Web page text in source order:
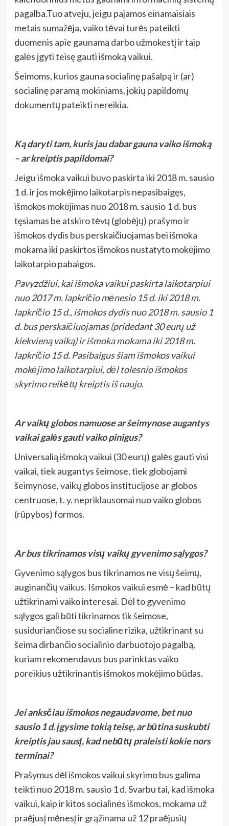
pagalba.Tuo atveju, jeigu pajamos einamaisiais
metais sumažėja, vaiko tėvai turės pateikti
duomenis apie gaunamą darbo užmokestį ir taip
galės įgyti teisę gauti išmoką vaikui.
Šeimoms, kurios gauna socialinę pašalpą ir (ar)
socialinę paramą mokiniams, jokių papildomų
dokumentų pateikti nereikia.
Ką daryti tam, kuris jau dabar gauna vaiko išmoką
– ar kreiptis papildomai?
Jeigu išmoka vaikui buvo paskirta iki 2018 m. sausio
1 d. ir jos mokėjimo laikotarpis nepasibaigęs,
išmokos mokėjimas nuo 2018 m. sausio 1 d. bus
tęsiamas be atskiro tėvų (globėjų) prašymo ir
išmokos dydis bus perskaičiuojamas bei išmoka
mokama iki paskirtos išmokos nustatyto mokėjimo
laikotarpio pabaigos.
Pavyzdžiui, kai išmoka vaikui paskirta laikotarpiui
nuo 2017 m. lapkričio mėnesio 15 d. iki 2018 m.
lapkričio 15 d., išmokos dydis nuo 2018 m. sausio 1
d. bus perskaičiuojamas (pridedant 30 eurų už
kiekvieną vaiką) ir išmoka mokama iki 2018 m.
lapkričio 15 d. Pasibaigus šiam išmokos vaikui
mokėjimo laikotarpiui, dėl tolesnio išmokos
skyrimo reikėtų kreiptis iš naujo.
Ar vaikų globos namuose ar šeimynose augantys
vaikai galės gauti vaiko pinigus?
Universalią išmoką vaikui (30 eurų) galės gauti visi
vaikai, tiek augantys šeimose, tiek globojami
šeimynose, vaikų globos institucijose ar globos
centruose, t. y. nepriklausomai nuo vaiko globos
(rūpybos) formos.
Ar bus tikrinamos visų vaikų gyvenimo sąlygos?
Gyvenimo sąlygos bus tikrinamos ne visų šeimų,
auginančių vaikus. Išmokos vaikui esmė – kad būtų
užtikrinami vaiko interesai. Dėl to gyvenimo
sąlygos gali būti tikrinamos tik šeimose,
susiduriančiose su socialine rizika, užtikrinant su
šeima dirbančio socialinio darbuotojo pagalbą,
kuriam rekomendavus bus parinktas vaiko
poreikius užtikrinantis išmokos mokėjimo būdas.
Jei anksčiau išmokos negaudavome, bet nuo
sausio 1 d. įgysime tokią teisę, ar būtina suskubti
kreiptis jau sausį, kad nebūtų praleisti kokie nors
terminai?
Prašymus dėl išmokos vaikui skyrimo bus galima
teikti nuo 2018 m. sausio 1 d. Svarbu tai, kad išmoka
vaikui, kaip ir kitos socialinės išmokos, mokama už
praėjusį mėnesį ir grąžinama už 12 praėjusių